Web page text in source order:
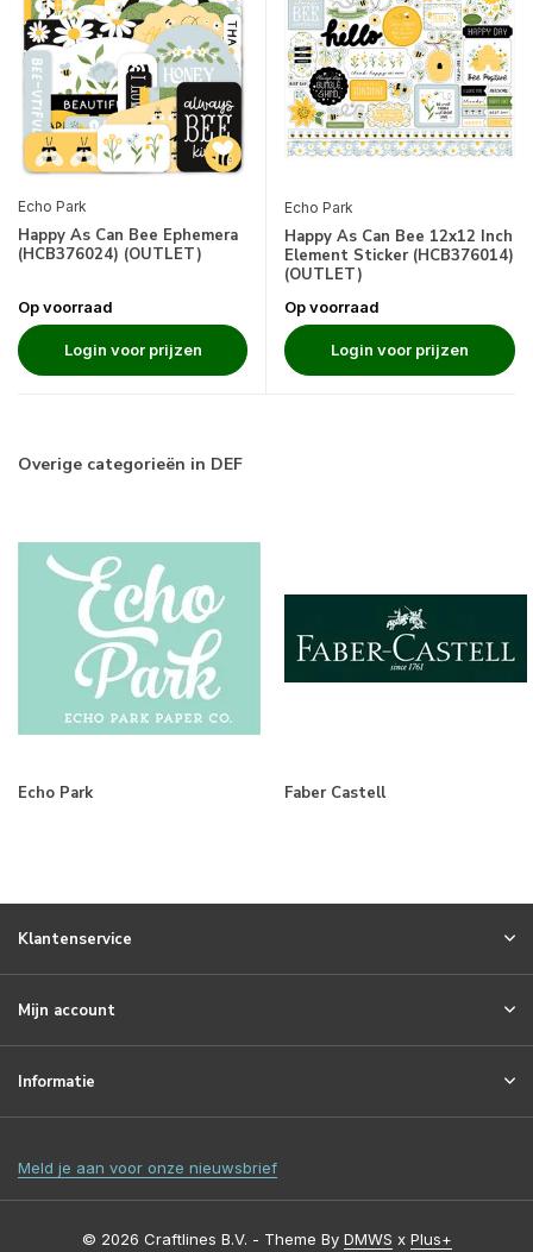
Echo Park
Happy As Can Bee Ephemera
(HCB376024) (OUTLET)
Op voorraad
Login voor prijzen
Echo Park
Happy As Can Bee 12x12 Inch
Element Sticker (HCB376014)
(OUTLET)
Op voorraad
Login voor prijzen
Overige categorieën in DEF
Echo Park Faber Castell
Klantenservice
Mijn account
Informatie
Meld je aan voor onze nieuwsbrief
© 2026 Craftlines B.V. - Theme By DMWS x Plus+